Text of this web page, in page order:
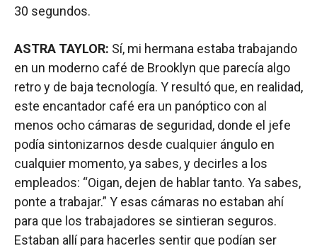
30 segundos.
ASTRA TAYLOR: Sí, mi hermana estaba trabajando
en un moderno café de Brooklyn que parecía algo
retro y de baja tecnología. Y resultó que, en realidad,
este encantador café era un panóptico con al
menos ocho cámaras de seguridad, donde el jefe
podía sintonizarnos desde cualquier ángulo en
cualquier momento, ya sabes, y decirles a los
empleados: “Oigan, dejen de hablar tanto. Ya sabes,
ponte a trabajar.” Y esas cámaras no estaban ahí
para que los trabajadores se sintieran seguros.
Estaban allí para hacerles sentir que podían ser